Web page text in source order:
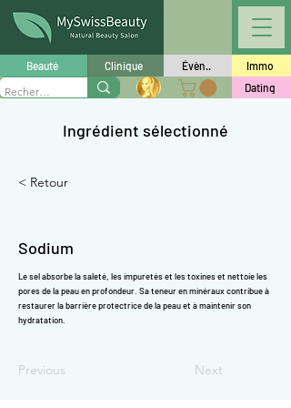
Beauté Clinique Évèn..
Immo
Dating
Ingrédient sélectionné
< Retour
Sodium
Le sel absorbe la saleté, les impuretés et les toxines et nettoie les
pores de la peau en profondeur. Sa teneur en minéraux contribue à
restaurer la barrière protectrice de la peau et à maintenir son
hydratation.
Previous Next